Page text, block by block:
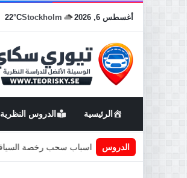
أغسطس 6, 2026 Stockholm
22°C
الرئيسية الدروس النظرية
الدروسفي السويد | اسباب سحب رخصة السياقة |